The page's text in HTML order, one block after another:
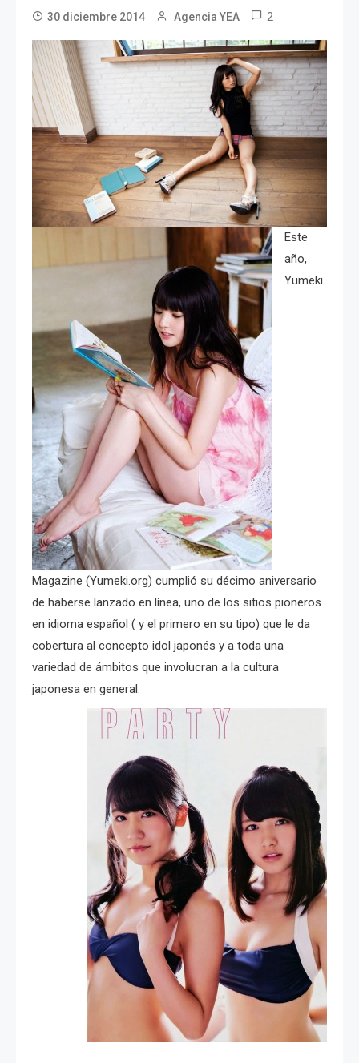
30 diciembre 2014 Agencia YEA 2
Este
año,
Yumeki
Magazine (Yumeki.org) cumplió su décimo aniversario
de haberse lanzado en línea, uno de los sitios pioneros
en idioma español ( y el primero en su tipo) que le da
cobertura al concepto idol japonés y a toda una
variedad de ámbitos que involucran a la cultura
japonesa en general.